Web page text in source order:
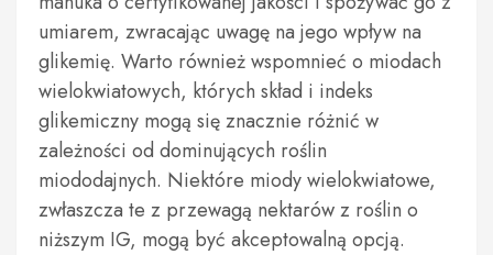
umiarem, zwracając uwagę na jego wpływ na
glikemię. Warto również wspomnieć o miodach
wielokwiatowych, których skład i indeks
glikemiczny mogą się znacznie różnić w
zależności od dominujących roślin
miododajnych. Niektóre miody wielokwiatowe,
zwłaszcza te z przewagą nektarów z roślin o
niższym IG, mogą być akceptowalną opcją.